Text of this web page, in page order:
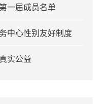
一届成员名单
中心性别友好制度
实公益